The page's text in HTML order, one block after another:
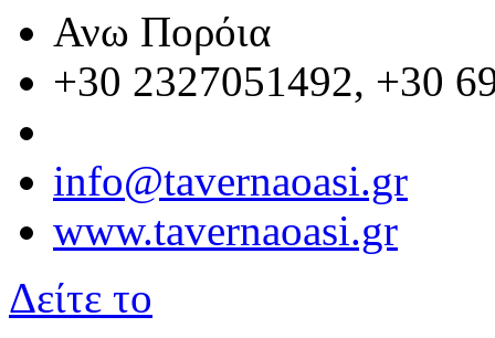
Ανω Πορόια
+30 2327051492, +30
info@tavernaoasi.gr
www.tavernaoasi.gr
Δείτε το